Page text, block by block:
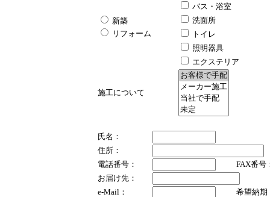
新築
リフォーム
バス・浴室
洗面所
トイレ
照明器具
エクステリア
施工について
氏名：
住所：
電話番号：
FAX番号
お届け先：
e-Mail：
希望納期